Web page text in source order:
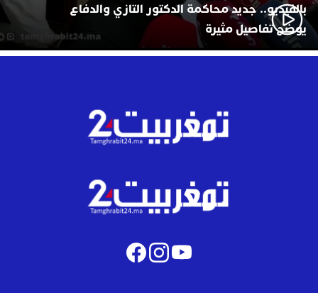
بالفيديو.. جديد محاكمة الدكتور التازي والدفاع
يوضح تفاصيل مثيرة